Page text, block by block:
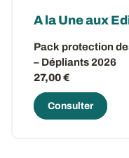
A la Une aux
Pack protection
– Dépliants 2026
27,00 €
Consulter